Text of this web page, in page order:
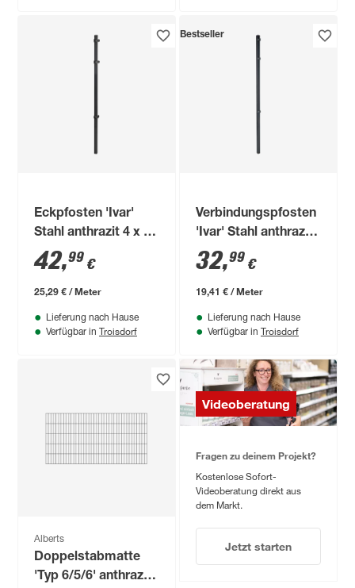
Eckpfosten 'Ivar'
Stahl anthrazit 4 x 4
x 170 cm
42,99 €
25,29 € / Meter
Lieferung nach Hause
Verfügbar in Troisdorf
Bestseller
Verbindungspfosten
'Ivar' Stahl anthrazit
170 x 4 x 4 cm
32,99 €
19,41 € / Meter
Lieferung nach Hause
Verfügbar in Troisdorf
Alberts
Doppelstabmatte
'Typ 6/5/6' anthrazit
Videoberatung
Fragen zu deinem Projekt?
Kostenlose Sofort-
Videoberatung direkt aus
dem Markt.
Jetzt starten